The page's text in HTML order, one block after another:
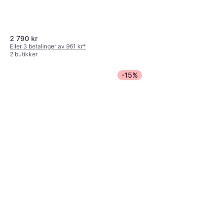
2 790 kr
Eller 3 betalinger av 961 kr*
2 butikker
-15%